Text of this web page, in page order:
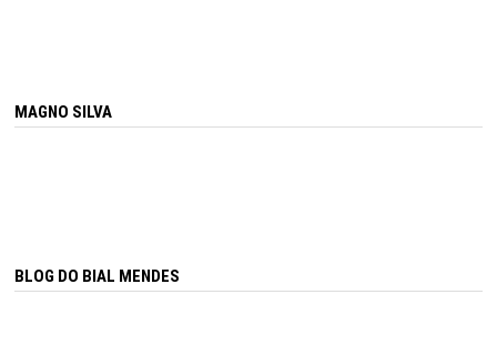
MAGNO SILVA
BLOG DO BIAL MENDES